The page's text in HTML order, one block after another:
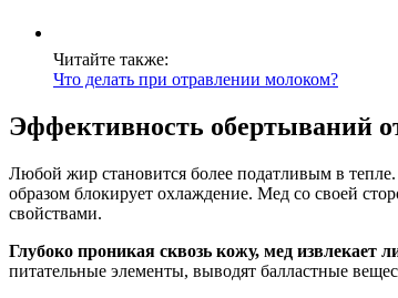
Читайте также:
Что делать при отравлении молоком?
Эффективность обертываний
Любой жир становится более податливым в
образом блокирует охлаждение. Мед со своей
свойствами.
Глубоко проникая сквозь кожу, мед извлекает
питательные элементы, выводят балластные